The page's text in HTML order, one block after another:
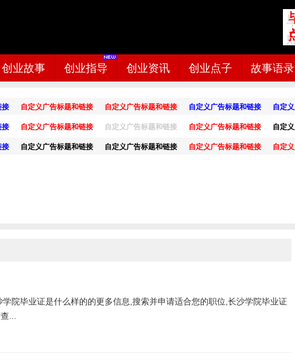
创业故事 创业指导 创业资讯 创业点子 故事语录
院毕业证是什么样的的更多信息,搜索并申请适合您的职位,长沙学院毕业证
...